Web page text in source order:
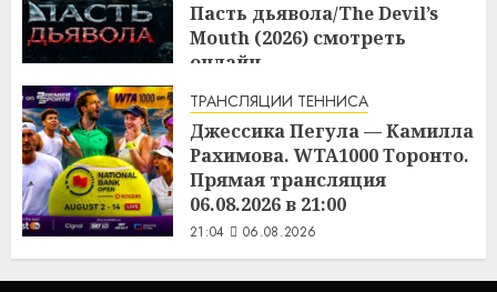
Пасть дьявола/The Devil’s
Mouth (2026) смотреть
онлайн
21:17 06.08.2026
ТРАНСЛЯЦИИ ТЕННИСА
Джессика Пегула — Камилла
Рахимова. WTA1000 Торонто.
Прямая трансляция
06.08.2026 в 21:00
21:04 06.08.2026